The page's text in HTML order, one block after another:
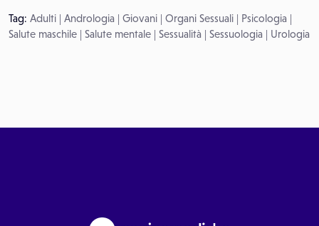
Tag: Adulti | Andrologia | Giovani | Organi Sessuali | Psicologia |
Salute maschile | Salute mentale | Sessualità | Sessuologia | Urologia